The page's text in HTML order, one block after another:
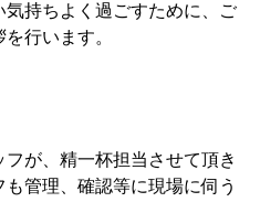
気持ちよく過ごすために、ご
行います。
が、精一杯担当させて頂き
も管理、確認等に現場に伺う